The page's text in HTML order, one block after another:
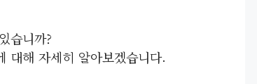
습니까?
대해 자세히 알아보겠습니다.